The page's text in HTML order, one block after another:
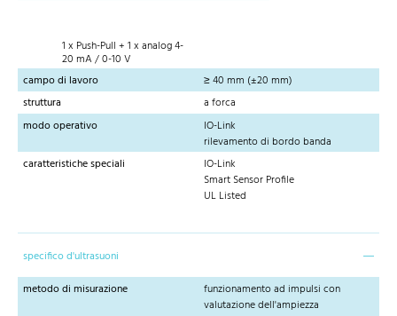
1 x Push-Pull + 1 x analog 4-
20 mA / 0-10 V
campo di lavoro
≥ 40 mm (±20 mm)
struttura
a forca
modo operativo
IO-Link
rilevamento di bordo banda
caratteristiche speciali
IO-Link
Smart Sensor Profile
UL Listed
specifico d'ultrasuoni
metodo di misurazione
funzionamento ad impulsi con
valutazione dell'ampiezza